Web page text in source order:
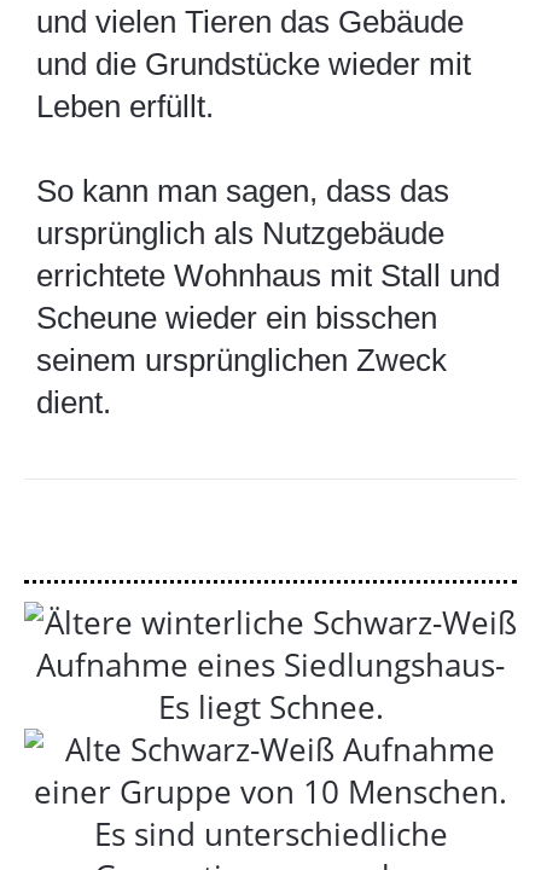
und vielen Tieren das Gebäude
und die Grundstücke wieder mit
Leben erfüllt.
So kann man sagen, dass das
ursprünglich als Nutzgebäude
errichtete Wohnhaus mit Stall und
Scheune wieder ein bisschen
seinem ursprünglichen Zweck
dient.